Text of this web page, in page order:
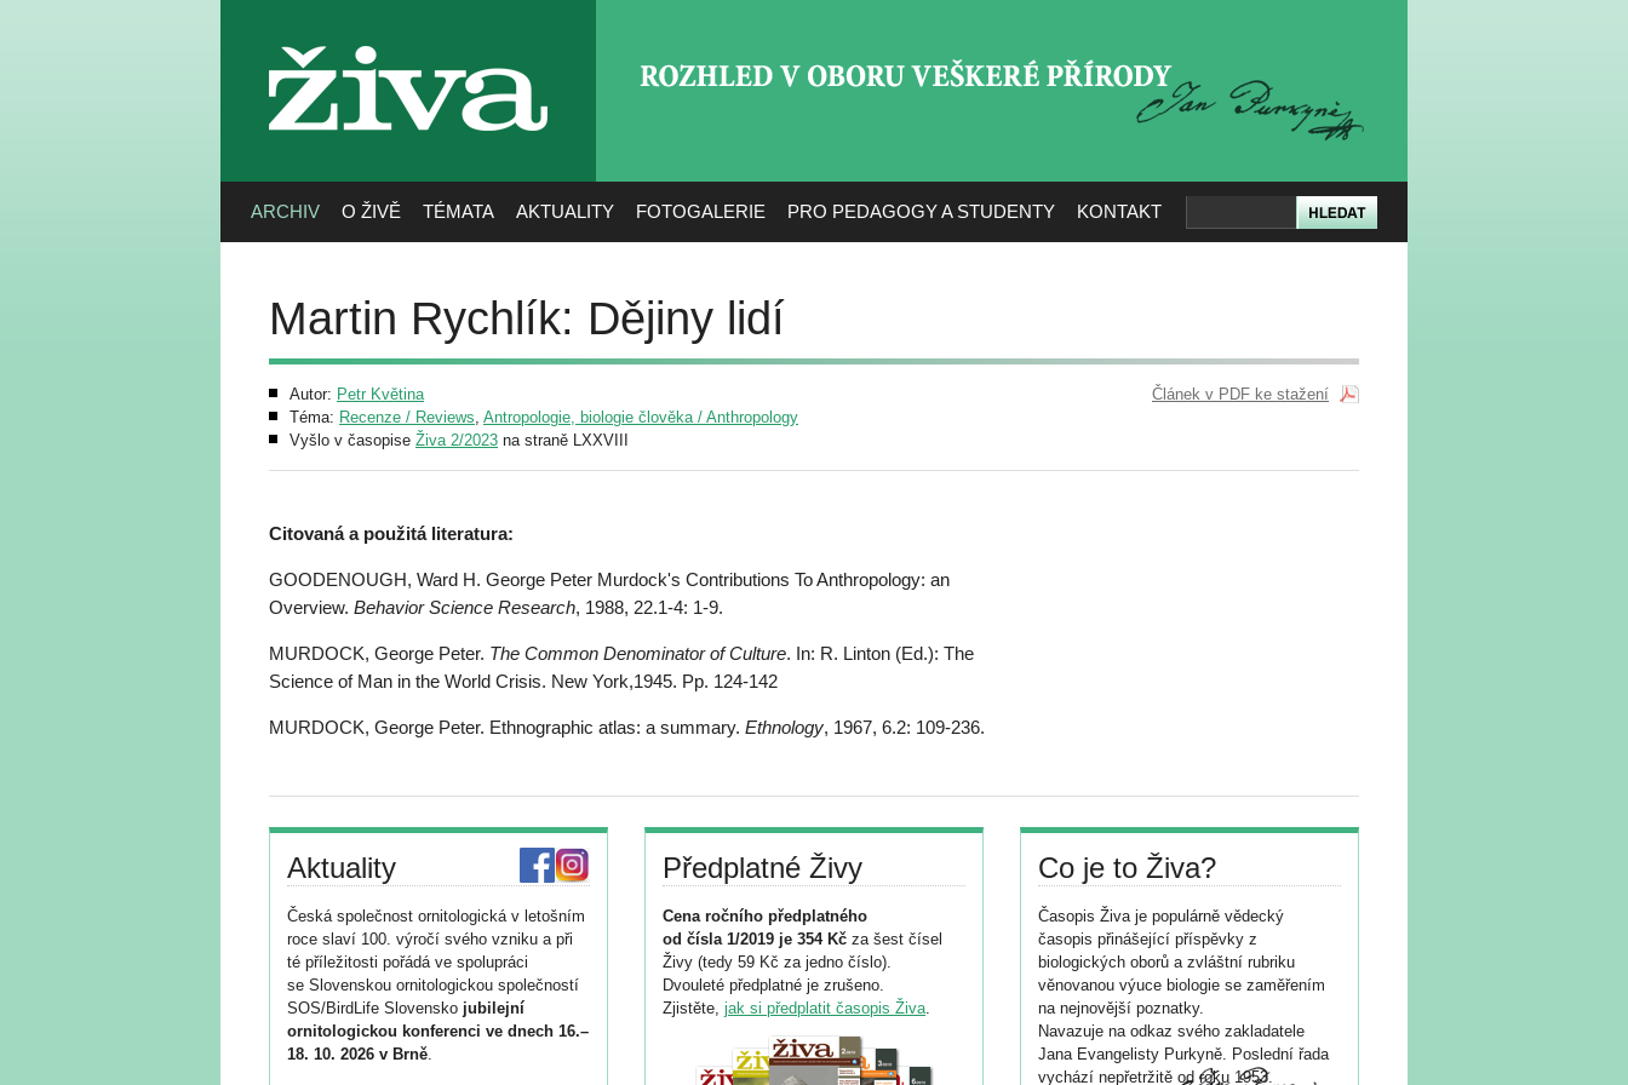
živa
ARCHIV O ŽIVĚ TÉMATA AKTUALITY FOTOGALERIE PRO PEDAGOGY A STUDENTY KONTAKT
Martin Rychlík: Dějiny lidí
Autor: Petr Květina
Téma: Recenze / Reviews, Antropologie, biologie člověka / Anthropology
Vyšlo v časopise Živa 2/2023 na straně LXXVIII
Článek v PDF ke stažení
Citovaná a použitá literatura:
GOODENOUGH, Ward H. George Peter Murdock's Contributions To Anthropology: an
Overview. Behavior Science Research, 1988, 22.1-4: 1-9.
MURDOCK, George Peter. The Common Denominator of Culture. In: R. Linton (Ed.): The
Science of Man in the World Crisis. New York,1945. Pp. 124-142
MURDOCK, George Peter. Ethnographic atlas: a summary. Ethnology, 1967, 6.2: 109-236.
Aktuality
Česká společnost ornitologická v letošním
roce slaví 100. výročí svého vzniku a při
té příležitosti pořádá ve spolupráci
se Slovenskou ornitologickou společností
SOS/BirdLife Slovensko jubilejní
ornitologickou konferenci ve dnech 16.–
18. 10. 2026 v Brně.
Předplatné Živy
Cena ročního předplatného
od čísla 1/2019 je 354 Kč za šest čísel
Živy (tedy 59 Kč za jedno číslo).
Dvouleté předplatné je zrušeno.
Zjistěte, jak si předplatit časopis Živa.
Co je to Živa?
Časopis Živa je populárně vědecký
časopis přinášející příspěvky z
biologických oborů a zvláštní rubriku
věnovanou výuce biologie se zaměřením
na nejnovější poznatky.
Navazuje na odkaz svého zakladatele
Jana Evangelisty Purkyně. Poslední řada
vychází nepřetržitě od roku 1953.